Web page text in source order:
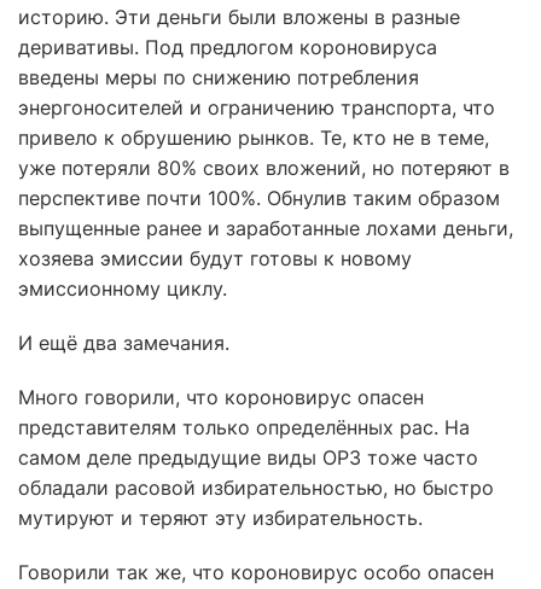
историю. Эти деньги были вложены в разные
деривативы. Под предлогом короновируса
введены меры по снижению потребления
энергоносителей и ограничению транспорта, что
привело к обрушению рынков. Те, кто не в теме,
уже потеряли 80% своих вложений, но потеряют в
перспективе почти 100%. Обнулив таким образом
выпущенные ранее и заработанные лохами деньги,
хозяева эмиссии будут готовы к новому
эмиссионному циклу.
И ещё два замечания.
Много говорили, что короновирус опасен
представителям только определённых рас. На
самом деле предыдущие виды ОРЗ тоже часто
обладали расовой избирательностью, но быстро
мутируют и теряют эту избирательность.
Говорили так же, что короновирус особо опасен